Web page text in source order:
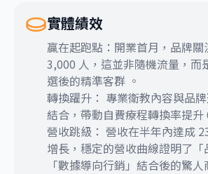
實體績效
贏在起跑點：開業首月，品牌關
3,000 人，這並非隨機流量，而
選後的精準客群 。
轉換躍升： 專業衛教內容與品
結合，帶動自費療程轉換率提升
營收跳級： 營收在半年內達成
增長，穩定的營收曲線證明了
「數據導向行銷」結合後的驚人